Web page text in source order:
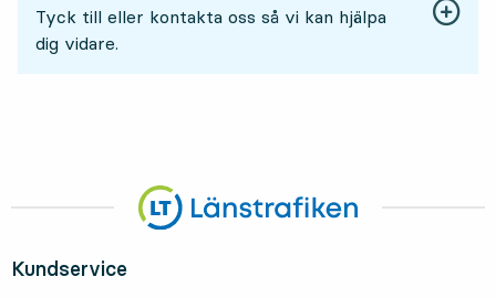
Tyck till eller kontakta oss så vi kan hjälpa
dig vidare.
Kundservice